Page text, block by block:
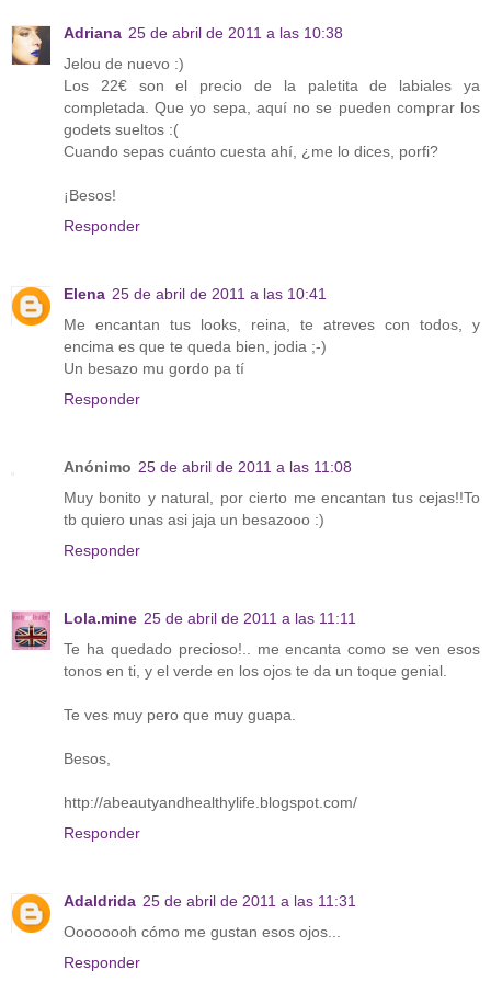
Adriana 25 de abril de 2011 a las 10:38
Jelou de nuevo :)
Los 22€ son el precio de la paletita de labiales ya
completada. Que yo sepa, aquí no se pueden comprar los
godets sueltos :(
Cuando sepas cuánto cuesta ahí, ¿me lo dices, porfi?
¡Besos!
Responder
Elena 25 de abril de 2011 a las 10:41
Me encantan tus looks, reina, te atreves con todos, y
encima es que te queda bien, jodia ;-)
Un besazo mu gordo pa tí
Responder
Anónimo 25 de abril de 2011 a las 11:08
Muy bonito y natural, por cierto me encantan tus cejas!!To
tb quiero unas asi jaja un besazooo :)
Responder
Lola.mine 25 de abril de 2011 a las 11:11
Te ha quedado precioso!.. me encanta como se ven esos
tonos en ti, y el verde en los ojos te da un toque genial.
Te ves muy pero que muy guapa.
Besos,
http://abeautyandhealthylife.blogspot.com/
Responder
Adaldrida 25 de abril de 2011 a las 11:31
Oooooooh cómo me gustan esos ojos...
Responder